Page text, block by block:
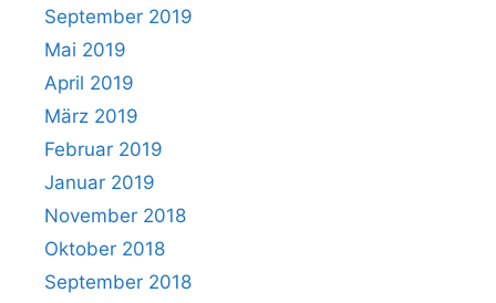
September 2019
Mai 2019
April 2019
März 2019
Februar 2019
Januar 2019
November 2018
Oktober 2018
September 2018